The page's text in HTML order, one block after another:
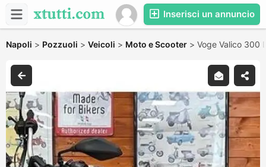
Inserisci un annuncio
Napoli > Pozzuoli > Veicoli > Moto e Scooter > Voge Valico 300